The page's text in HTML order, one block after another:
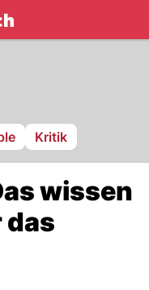
Kritik
wissen
das